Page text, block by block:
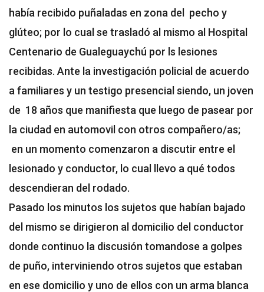
había recibido puñaladas en zona del pecho y
glúteo; por lo cual se trasladó al mismo al Hospital
Centenario de Gualeguaychú por ls lesiones
recibidas. Ante la investigación policial de acuerdo
a familiares y un testigo presencial siendo, un joven
de 18 años que manifiesta que luego de pasear por
la ciudad en automovil con otros compañero/as;
en un momento comenzaron a discutir entre el
lesionado y conductor, lo cual llevo a qué todos
descendieran del rodado.
Pasado los minutos los sujetos que habían bajado
del mismo se dirigieron al domicilio del conductor
donde continuo la discusión tomandose a golpes
de puño, interviniendo otros sujetos que estaban
en ese domicilio y uno de ellos con un arma blanca